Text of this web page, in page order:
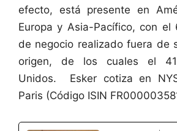
efecto, está presente en
Europa y Asia-Pacífico, con el
de negocio realizado fuera de
origen, de los cuales el
Unidos. Esker cotiza en
Paris (Código ISIN